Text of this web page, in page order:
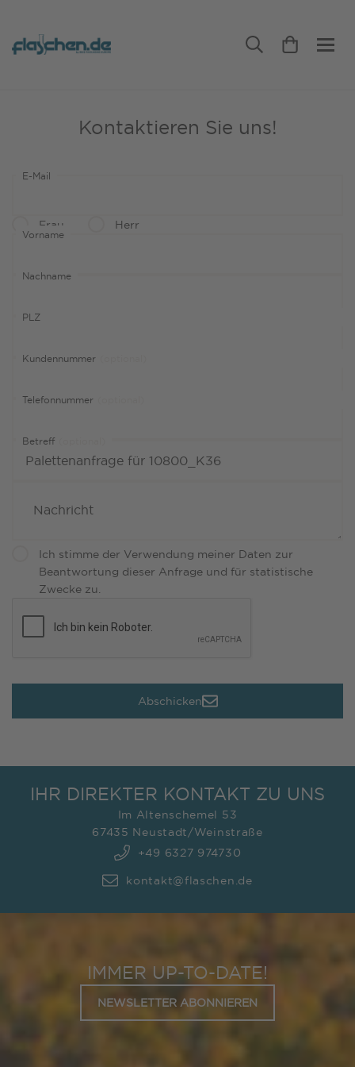
Kontaktieren Sie uns!
E-Mail
Frau Herr
Vorname
Nachname
PLZ
Kundennummer
Telefonnummer
Betreff
Ich stimme der Verwendung meiner Daten zur
Beantwortung dieser Anfrage und für statistische
Zwecke zu.
Abschicken
IHR DIREKTER KONTAKT ZU UNS
Im Altenschemel 53
67435 Neustadt/Weinstraße
+49 6327 974730
kontakt@flaschen.de
IMMER UP-TO-DATE!
NEWSLETTER ABONNIEREN